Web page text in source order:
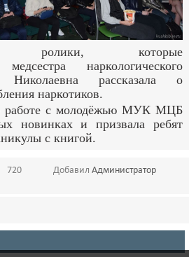
ролики, которые
наркологического
Николаевна рассказала о
наркотиков.
работе с молодёжью МУК МЦБ
новинках и призвала ребят
с книгой.
720 Добавил Администратор